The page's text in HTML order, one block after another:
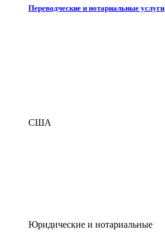
Переводческие и нотариальные услуги
США
Юридические и нотариальные